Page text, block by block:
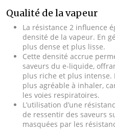
Qualité de la vapeur
La résistance 2 influence
densité de la vapeur. En
plus dense et plus lisse.
Cette densité accrue
saveurs du e-liquide,
plus riche et plus intense.
plus agréable à inhaler,
les voies respiratoires.
L’utilisation d’une
de ressentir des saveurs
masquées par les